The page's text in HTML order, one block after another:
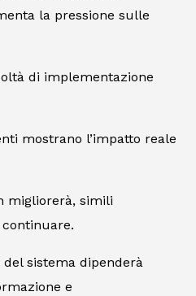
la pressione sulle
di implementazione
mostrano l’impatto reale
migliorerà, simili
sistema dipenderà
e